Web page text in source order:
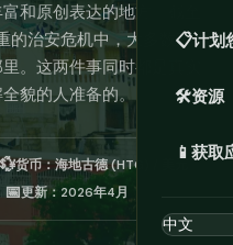
📋计划
🛠️资源
📱 获取
和原创表达的地方。截至
的治安危机中，大多数政
。这两件事同时都是真实
貌的人准备的。
💱货币：海地古德 (HTG) / 美元
📅更新：2026年4月